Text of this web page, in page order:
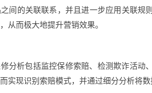
间的关联联系，并且进一步应用关联规
从而极大地提升营销效果。
分析包括监控保修索赔、检测欺诈活动
实现识别索赔模式，并通过细分分析将